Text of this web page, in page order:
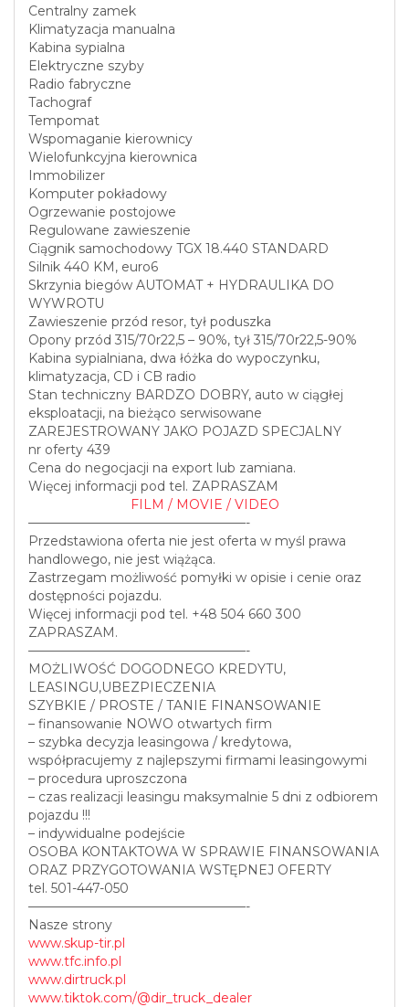
Centralny zamek
Klimatyzacja manualna
Kabina sypialna
Elektryczne szyby
Radio fabryczne
Tachograf
Tempomat
Wspomaganie kierownicy
Wielofunkcyjna kierownica
Immobilizer
Komputer pokładowy
Ogrzewanie postojowe
Regulowane zawieszenie
Ciągnik samochodowy TGX 18.440 STANDARD
Silnik 440 KM, euro6
Skrzynia biegów AUTOMAT + HYDRAULIKA DO
WYWROTU
Zawieszenie przód resor, tył poduszka
Opony przód 315/70r22,5 – 90%, tył 315/70r22,5-90%
Kabina sypialniana, dwa łóżka do wypoczynku,
klimatyzacja, CD i CB radio
Stan techniczny BARDZO DOBRY, auto w ciągłej
eksploatacji, na bieżąco serwisowane
ZAREJESTROWANY JAKO POJAZD SPECJALNY
nr oferty 439
Cena do negocjacji na export lub zamiana.
Więcej informacji pod tel. ZAPRASZAM
FILM / MOVIE / VIDEO
—————————————————-
Przedstawiona oferta nie jest oferta w myśl prawa
handlowego, nie jest wiążąca.
Zastrzegam możliwość pomyłki w opisie i cenie oraz
dostępności pojazdu.
Więcej informacji pod tel. +48 504 660 300
ZAPRASZAM.
—————————————————-
MOŻLIWOŚĆ DOGODNEGO KREDYTU,
LEASINGU,UBEZPIECZENIA
SZYBKIE / PROSTE / TANIE FINANSOWANIE
– finansowanie NOWO otwartych firm
– szybka decyzja leasingowa / kredytowa,
współpracujemy z najlepszymi firmami leasingowymi
– procedura uproszczona
– czas realizacji leasingu maksymalnie 5 dni z odbiorem
pojazdu !!!
– indywidualne podejście
OSOBA KONTAKTOWA W SPRAWIE FINANSOWANIA
ORAZ PRZYGOTOWANIA WSTĘPNEJ OFERTY
tel. 501-447-050
—————————————————-
Nasze strony
www.skup-tir.pl
www.tfc.info.pl
www.dirtruck.pl
www.tiktok.com/@dir_truck_dealer